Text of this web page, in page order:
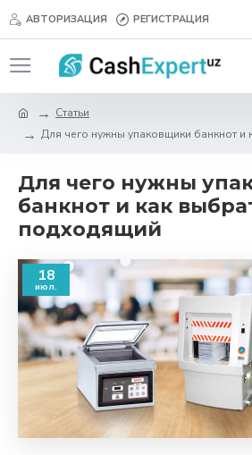
АВТОРИЗАЦИЯ РЕГИСТРАЦИЯ
Статьи
Для чего нужны упаковщики банкнот и
Для чего нужны
банкнот и как
подходящий
18
июл.